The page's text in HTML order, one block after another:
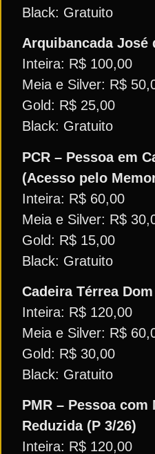
Black: Gratuito
Arquibancada José
Inteira: R$ 100,00
Meia e Silver: R$
Gold: R$ 25,00
Black: Gratuito
PCR – Pessoa em
(Acesso pelo
Inteira: R$ 60,00
Meia e Silver: R$
Gold: R$ 15,00
Black: Gratuito
Cadeira Térrea
Inteira: R$ 120,00
Meia e Silver: R$
Gold: R$ 30,00
Black: Gratuito
PMR – Pessoa com
Reduzida (P 3/26)
Inteira: R$ 120,00